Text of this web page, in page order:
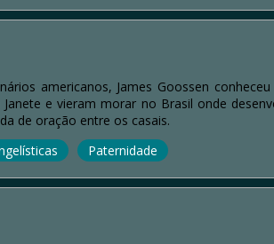
americanos, James Goossen
e vieram morar no Brasil onde
de oração entre os casais.
Paternidade